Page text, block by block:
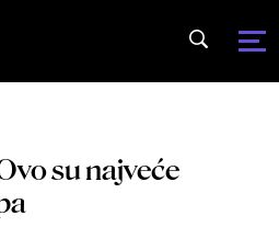
su najveće